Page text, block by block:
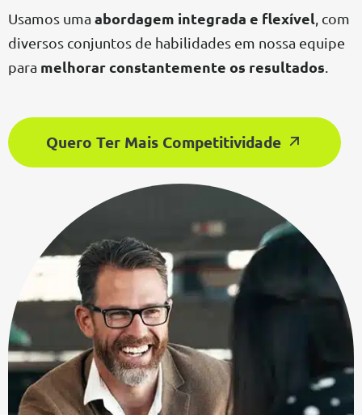
Usamos uma abordagem integrada e flexível, com
diversos conjuntos de habilidades em nossa equipe
para melhorar constantemente os resultados.
Quero Ter Mais Competitividade